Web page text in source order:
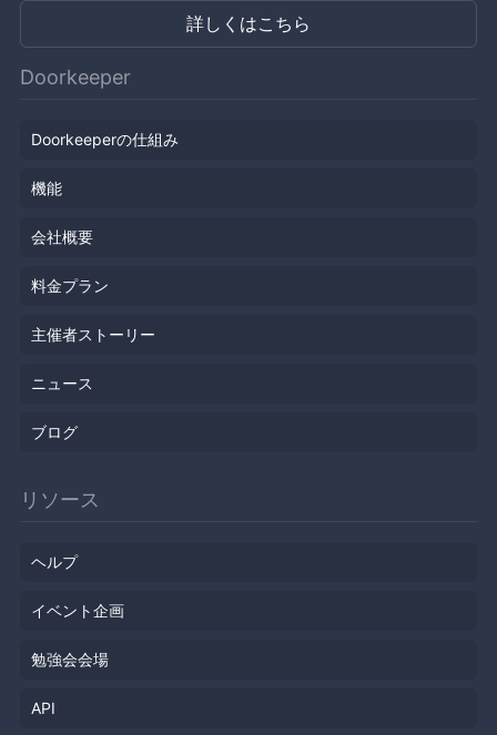
詳しくはこちら
Doorkeeper
Doorkeeperの仕組み
機能
会社概要
料金プラン
主催者ストーリー
ニュース
ブログ
リソース
ヘルプ
イベント企画
勉強会会場
API